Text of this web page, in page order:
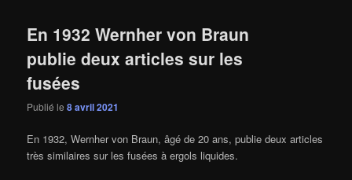
En 1932 Wernher von Braun
publie deux articles sur les
fusées
Publié le8 avril 2021
En 1932, Wernher von Braun, âgé de 20 ans, publie deux articles
très similaires sur les fusées à ergols liquides.